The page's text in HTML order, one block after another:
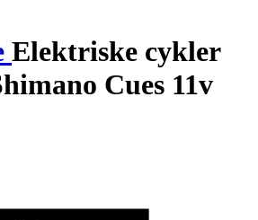
Elektriske cykler
Cues 11v